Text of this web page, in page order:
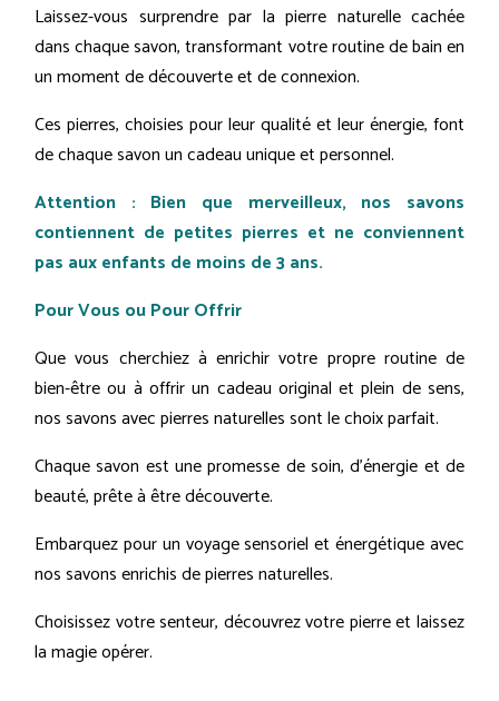
Laissez-vous surprendre par la pierre naturelle cachée
dans chaque savon, transformant votre routine de bain en
un moment de découverte et de connexion.
Ces pierres, choisies pour leur qualité et leur énergie, font
de chaque savon un cadeau unique et personnel.
Attention : Bien que merveilleux, nos savons
contiennent de petites pierres et ne conviennent
pas aux enfants de moins de 3 ans.
Pour Vous ou Pour Offrir
Que vous cherchiez à enrichir votre propre routine de
bien-être ou à offrir un cadeau original et plein de sens,
nos savons avec pierres naturelles sont le choix parfait.
Chaque savon est une promesse de soin, d'énergie et de
beauté, prête à être découverte.
Embarquez pour un voyage sensoriel et énergétique avec
nos savons enrichis de pierres naturelles.
Choisissez votre senteur, découvrez votre pierre et laissez
la magie opérer.